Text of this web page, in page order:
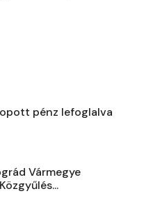
pénz lefoglalva
Vármegye